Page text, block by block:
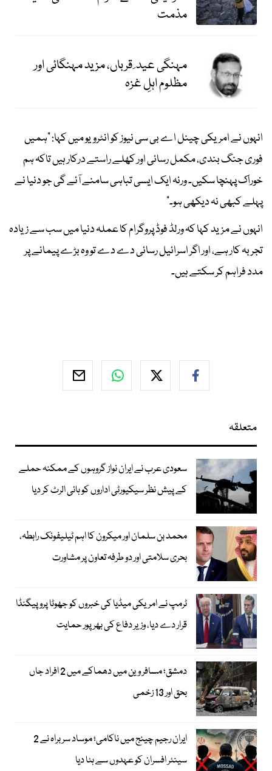
مذمت
مہنگی عید ِ قرباں، مزید مہنگائی اور
مظلوم اہلِ غزہ
انہوں نے امریکی چینل اے بی سی نیوز کو انٹرویو میں کہا: "ہمیں
فوری جنگ بندی، مکمل رسائی اور کھلے راستے درکار ہیں تاکہ ہم
خوراک پہنچا سکیں۔ ورنہ ایک ایسی تباہی سامنے آئے گی جو دنیا نے
پہلے کبھی نہ دیکھی ہو۔"
انہوں نے مزید کہا کہ ورلڈ فوڈ پروگرام کا عملہ دنیا میں سب سے زیادہ
تجربہ کار ہے، اور اگر اسرائیل رسائی دے دے تو وہ بڑے پیمانے پر
مدد فراہم کر سکتے ہیں۔
متعلقہ
سعودی عرب نے ایران نواز گروہوں کے ممکنہ حملے
کے پیش نظر سیکیورٹی اداروں کو ہائی الرٹ کر دیا
محمد بن سلمان اور میکرون کا اہم ٹیلیفونک رابطہ،
بحری سلامتی اور دو طرفہ تعاون پر مشاورت
ٹرمپ نے امریکی میڈیا کی خبروں کو جھوٹا پروپیگنڈا
قرار دے دیا، وزیر دفاع کی بھرپور حمایت
دمشق؛ مسافر وین میں دھماکے میں 2 افراد جاں
بحق اور 13 زخمی
ایران رجیم چینج میں ناکامی؛ موساد سربراہ نے 2
سینئر افسران کو عہدوں سے ہٹا دیا